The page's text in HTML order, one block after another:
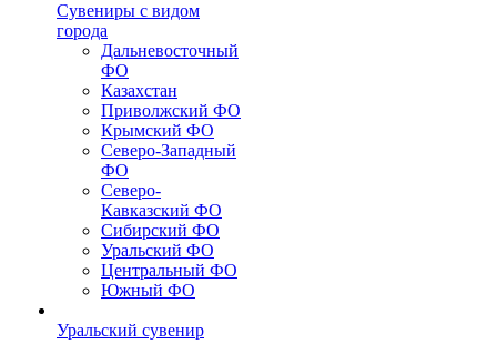
Сувениры с видом
города
Дальневосточный
ФО
Казахстан
Приволжский ФО
Крымский ФО
Северо-Западный
ФО
Северо-
Кавказский ФО
Сибирский ФО
Уральский ФО
Центральный ФО
Южный ФО
Уральский сувенир